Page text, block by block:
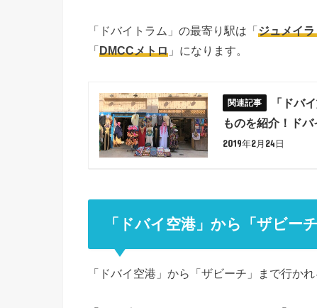
「ドバイトラム」の最寄り駅は「 ジュメイ
「 DMCCメトロ 」になります。
「ドバ
ものを紹介！ド
2019年2月24日
「ドバイ空港」から「ザビー
「ドバイ空港」から「ザビーチ」まで行かれ